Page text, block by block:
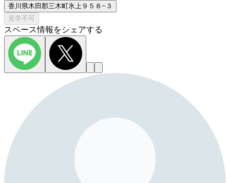
香川県木田郡三木町氷上９５８−３
見学不可
スペース情報をシェアする